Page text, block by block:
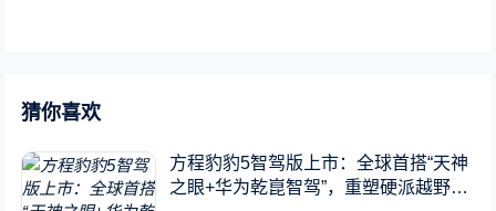
猜你喜欢
方程豹豹5智驾版上市：全球首搭“天神
之眼+华为乾崑智驾”，重塑硬派越野新